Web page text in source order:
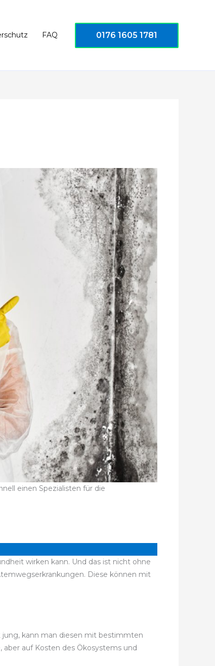
FAQ 0176 1605 1781
einen Spezialisten für die
wirken kann. Und das ist nicht ohne
Diese können mit
kann man diesen mit bestimmten
auf Kosten des Ökosystems und